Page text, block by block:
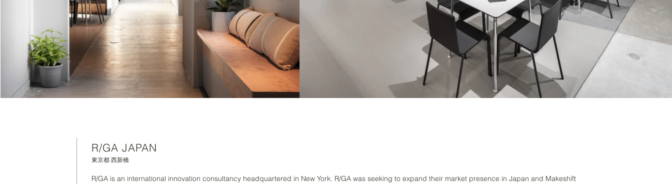
R/GA JAPAN
東京都 西新橋
​R/GA is an international innovation consultancy headquartered in New York. R/GA was seeking to expand their market presence in Japan and Makeshift